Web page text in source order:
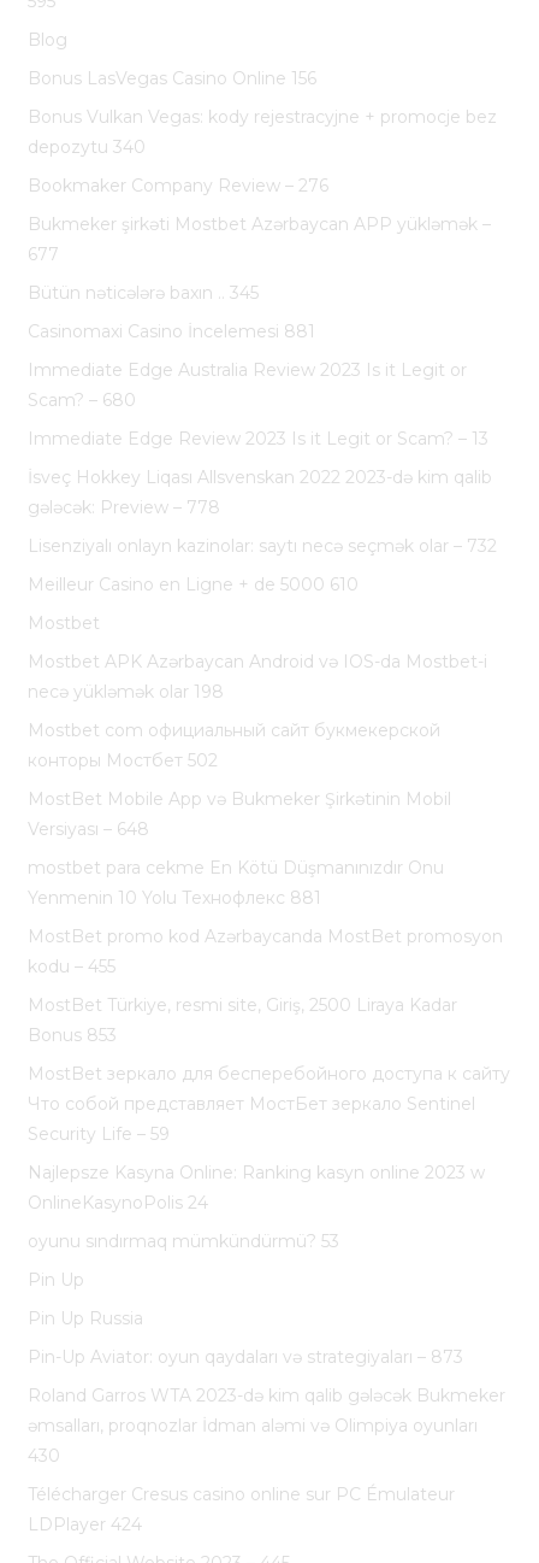
Blog
Bonus LasVegas Casino Online 156
Bonus Vulkan Vegas: kody rejestracyjne + promocje bez
depozytu 340
Bookmaker Company Review – 276
Bukmeker şirkəti Mostbet Azərbaycan APP yükləmək –
677
Bütün nəticələrə baxın .. 345
Casinomaxi Casino İncelemesi 881
Immediate Edge Australia Review 2023 Is it Legit or
Scam? – 680
Immediate Edge Review 2023 Is it Legit or Scam? – 13
İsveç Hokkey Liqası Allsvenskan 2022 2023-də kim qalib
gələcək: Preview – 778
Lisenziyalı onlayn kazinolar: saytı necə seçmək olar – 732
Meilleur Casino en Ligne + de 5000 610
Mostbet
Mostbet APK Azərbaycan Android və IOS-da Mostbet-i
necə yükləmək olar 198
Mostbet com официальный сайт букмекерской
конторы Мостбет 502
MostBet Mobile App və Bukmeker Şirkətinin Mobil
Versiyası – 648
mostbet para cekme En Kötü Düşmanınızdır Onu
Yenmenin 10 Yolu Технофлекс 881
MostBet promo kod Azərbaycanda MostBet promosyon
kodu – 455
MostBet Türkiye, resmi site, Giriş, 2500 Liraya Kadar
Bonus 853
MostBet зеркало для бесперебойного доступа к сайту
Что собой представляет МостБет зеркало Sentinel
Security Life – 59
Najlepsze Kasyna Online: Ranking kasyn online 2023 w
OnlineKasynoPolis 24
oyunu sındırmaq mümkündürmü? 53
Pin Up
Pin Up Russia
Pin-Up Aviator: oyun qaydaları və strategiyaları – 873
Roland Garros WTA 2023-də kim qalib gələcək Bukmeker
əmsalları, proqnozlar İdman aləmi və Olimpiya oyunları
430
Télécharger Cresus casino online sur PC Émulateur
LDPlayer 424